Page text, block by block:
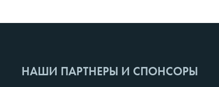
НАШИ ПАРТНЕРЫ И СПОНСОРЫ